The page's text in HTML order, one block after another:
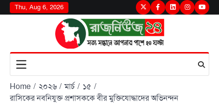
Skip
to
Thu, Aug 6, 2026 TwitterFacebook
LinkedInInstagram
Home ২০২৬ মার্চ
১৫
রাসিকের নবনিযুক্ত প্রশাসককে বীর মুক্তিযোদ্ধাদের অভিনন্দন